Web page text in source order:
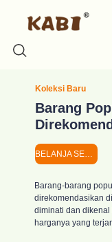
Koleksi Baru
Barang
Barang-barang
direkomendasikan
diminati dan
harganya yang
BELANJA SEKARANG
Rumah
Mainan Dapur
Makanan Mainan